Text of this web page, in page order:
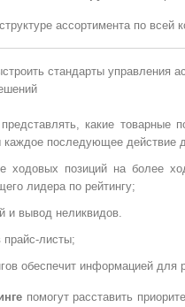
ассортимента по
стандарты управления
какие товарные
каждое последующее действие
ходовых позиций на более
лидера по рейтингу;
и вывод неликвидов.
прайс-листы;
обеспечит информацией для
помогут расставить